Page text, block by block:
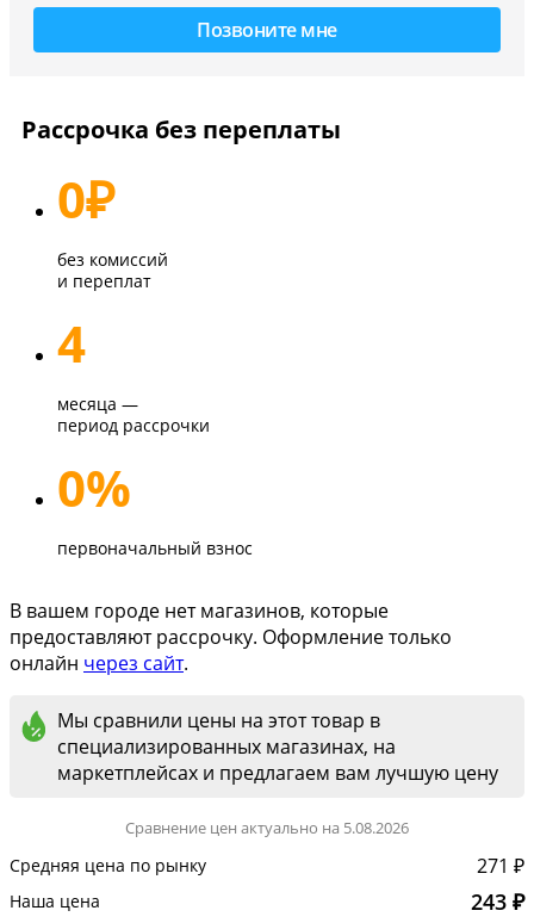
Рассрочка без переплаты
0₽
без комиссий
и переплат
4
месяца —
период рассрочки
0%
первоначальный взнос
В вашем городе нет магазинов, которые
предоставляют рассрочку. Оформление только
онлайн через сайт.
Мы сравнили цены на этот товар в
специализированных магазинах, на
маркетплейсах и предлагаем вам лучшую цену
Сравнение цен актуально на 5.08.2026
Средняя цена по рынку 271 ₽
Наша цена 243 ₽